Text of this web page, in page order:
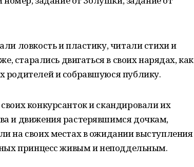
ловкость и пластику, читали стихи и
старались двигаться в своих нарядах, как
и собравшуюся публику.
конкурсанток и скандировали их
и движения растерявшимся дочкам,
на своих местах в ожидании выступления
принцесс живым и неподдельным.